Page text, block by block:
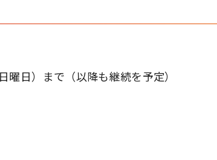
日）まで（以降も継続を予定）